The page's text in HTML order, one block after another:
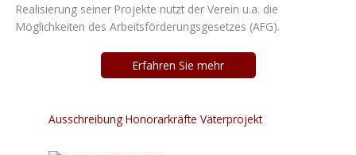
Realisierung seiner Projekte nutzt der Verein u.a. die
Möglichkeiten des Arbeitsförderungsgesetzes (AFG).
Erfahren Sie mehr
Ausschreibung Honorarkräfte Väterprojekt